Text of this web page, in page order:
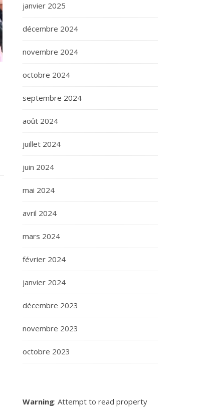
janvier 2025
décembre 2024
novembre 2024
octobre 2024
septembre 2024
août 2024
juillet 2024
juin 2024
mai 2024
avril 2024
mars 2024
février 2024
janvier 2024
décembre 2023
novembre 2023
octobre 2023
Warning: Attempt to read property